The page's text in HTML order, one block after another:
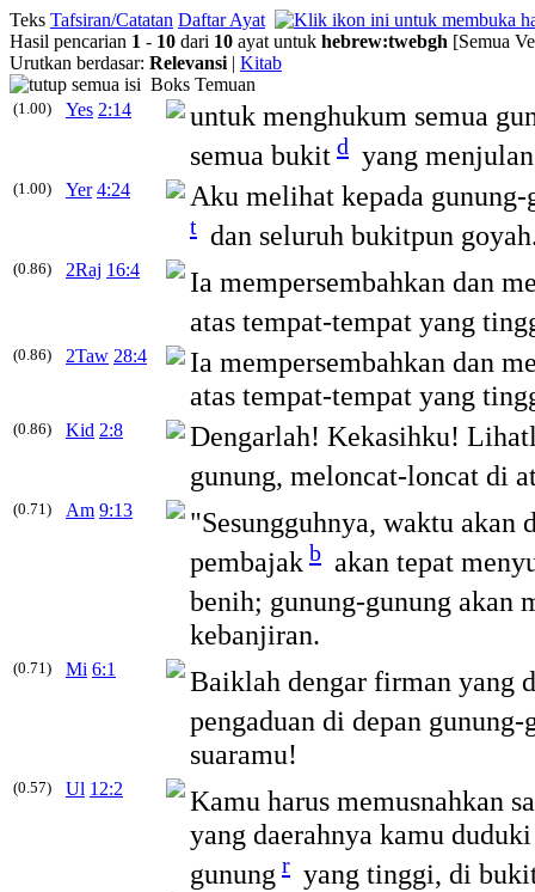
Teks Tafsiran/Catatan Daftar Ayat
Hasil pencarian 1 - 10 dari 10 ayat untuk hebrew:twebgh [Semua
Urutkan berdasar: Relevansi | Kitab
Boks Temuan
(1.00) Yes 2:14
untuk menghukum semua
semua bukit d yang
(1.00) Yer 4:24 Aku melihat kepada
t dan seluruh bukitpun
(0.86) 2Raj 16:4
Ia mempersembahkan dan
atas tempat-tempat yang
(0.86) 2Taw 28:4
Ia mempersembahkan dan
atas tempat-tempat yang
(0.86) Kid 2:8
Dengarlah! Kekasihku!
gunung, meloncat-loncat di
(0.71) Am 9:13
"Sesungguhnya, waktu akan
pembajak b akan tepat
benih; gunung-gunung akan
kebanjiran.
(0.71) Mi 6:1
Baiklah dengar firman yang
pengaduan di depan gunung-
suaramu!
(0.57) Ul 12:2
Kamu harus memusnahkan
yang daerahnya kamu
gunung r yang tinggi, di